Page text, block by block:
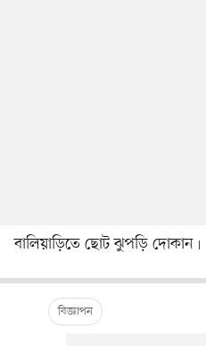
বালিয়াড়িতে ছোট ঝুপড়ি দোকান